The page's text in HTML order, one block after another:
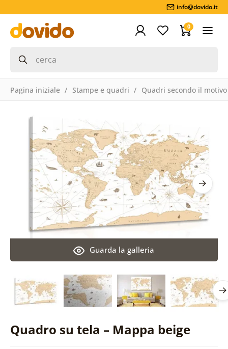
info@dovido.it
0
Pagina iniziale Stampe e quadri Quadri secondo il motivo
Quadro su tela – Mappa beige
Guarda la galleria